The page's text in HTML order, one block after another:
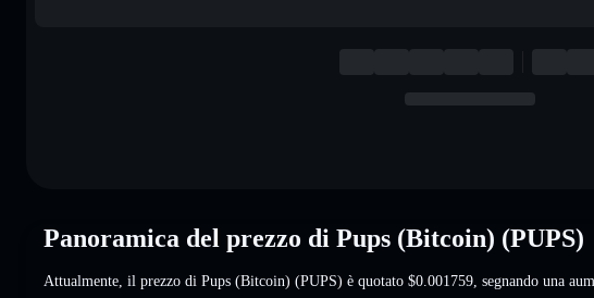
Panoramica del prezzo di Pups (Bitcoin) (PUPS)
Attualmente, il prezzo di Pups (Bitcoin) (PUPS) è quotato $0.001759 , segnando una